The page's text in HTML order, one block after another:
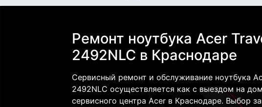
Ремонт ноутбука Acer
2492NLC в Краснодаре
Сервисный ремонт и обслуживание ноутбука
2492NLC осуществляется как с выездом на
сервисного центра Acer в Краснодаре. Выбор